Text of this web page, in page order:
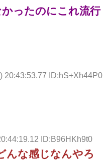
かったのにこれ流行
20:43:53.77 ID:hS+Xh44P0
ID:B96HKh9t0
んな感じなんやろ